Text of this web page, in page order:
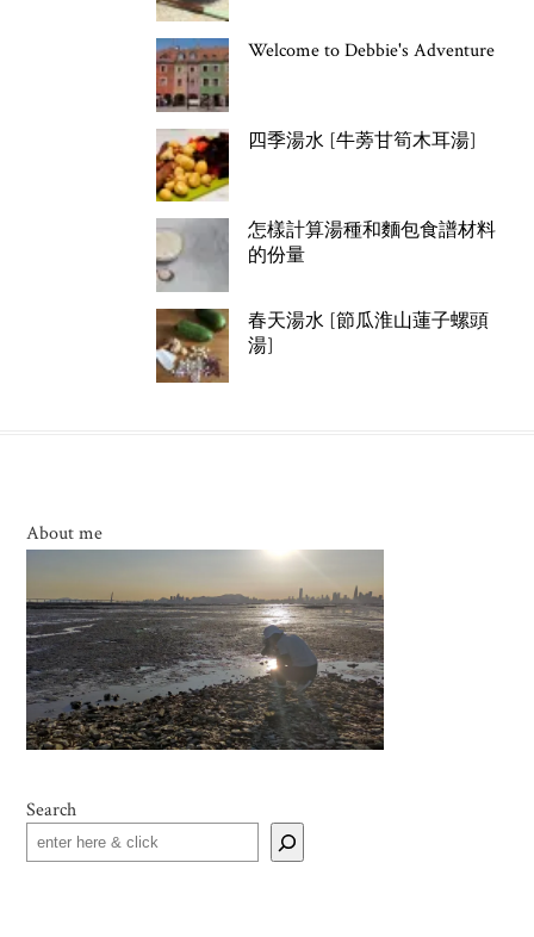
Welcome to Debbie's Adventure
四季湯水 [牛蒡甘筍木耳湯]
怎樣計算湯種和麵包食譜材料
的份量
春天湯水 [節瓜淮山蓮子螺頭
湯]
About me
Search